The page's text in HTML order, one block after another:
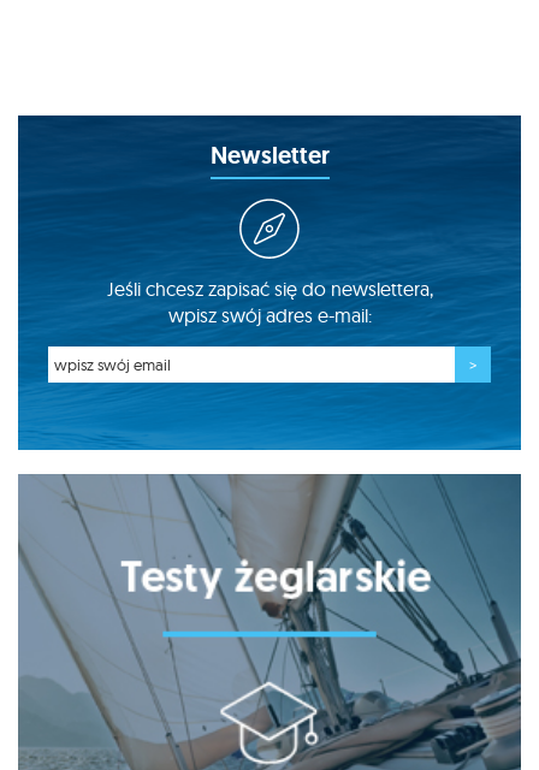
Newsletter
Jeśli chcesz zapisać się do newslettera,
wpisz swój adres e-mail: